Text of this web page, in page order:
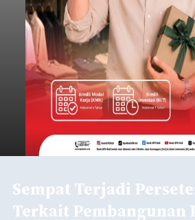
Sempat Terjadi
Terkait Pembangunan